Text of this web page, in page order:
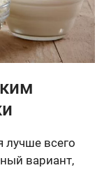
лучше всего
вариант,